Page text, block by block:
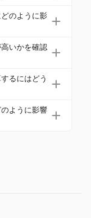
アイテムを
がありま
上を増加さ
ます。これ
ーします。
ください。
のように影
は売上が4
。逆に、冬の
計画が必要
いかを確認
益率を分析
ンデーやミ
。
るにはどう
の結果を売
利益率は、す
ように影響